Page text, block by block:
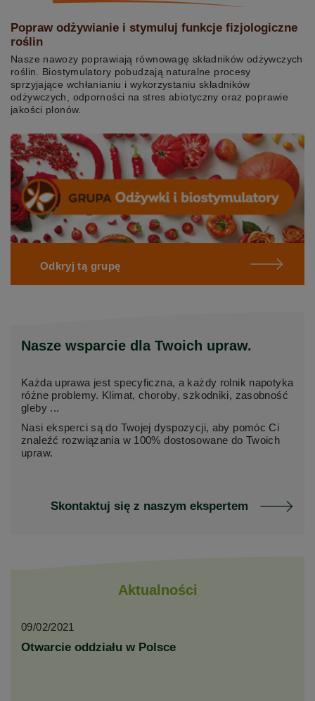
Popraw odżywianie i stymuluj funkcje fizjologiczne
roślin
Nasze nawozy poprawiają równowagę składników odżywczych
roślin. Biostymulatory pobudzają naturalne procesy
sprzyjające wchłanianiu i wykorzystaniu składników
odżywczych, odporności na stres abiotyczny oraz poprawie
jakości plonów.
Odkryj tą grupę
Nasze wsparcie dla Twoich upraw.
Każda uprawa jest specyficzna, a każdy rolnik napotyka
różne problemy. Klimat, choroby, szkodniki, zasobność
gleby ...
Nasi eksperci są do Twojej dyspozycji, aby pomóc Ci
znaleźć rozwiązania w 100% dostosowane do Twoich
upraw.
Skontaktuj się z naszym ekspertem
Aktualności
09/02/2021
Otwarcie oddziału w Polsce